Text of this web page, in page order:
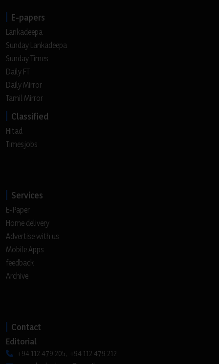
E-papers
Lankadeepa
Sunday Lankadeepa
Sunday Times
Daily FT
Daily Mirror
Tamil Mirror
Classified
Hitad
Timesjobs
Services
E-Paper
Home delivery
Advertise with us
Mobile Apps
feedback
Archive
Contact
Editorial
+94 112 479 205, +94 112 479 212